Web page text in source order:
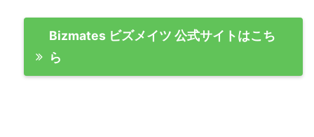
Bizmates ビズメイツ 公式サイトはこち
ら